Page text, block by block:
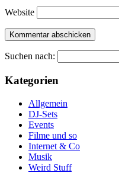
Website
Suchen nach:
Kategorien
Allgemein
DJ-Sets
Events
Filme und so
Internet & Co
Musik
Weird Stuff